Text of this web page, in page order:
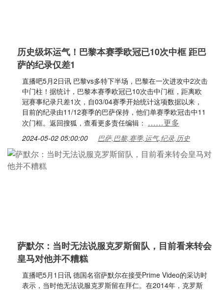
历史级坏运气！巴黎本赛季欧冠已10次中框 距巴
萨的纪录仅差1
直播吧5月2日讯 巴黎vs多特下半场，巴黎在一次进攻中2次击
中门柱！据统计，巴黎本赛季欧冠已10次击中门框，距离欧
冠赛事纪录只差1次，自03/04赛季开始统计这项数据以来，
目前的纪录由11/12赛季的巴萨保持，他们单赛季欧冠击中11
次门框。返回搜狐，查看更多责任编辑： ……更多
2024-05-02 05:00:00 巴萨,巴黎,赛季,运气,纪录,历史
萨默尔：当时无法说服克罗斯留队，目前看来转会
皇马对他并不糟糕
直播吧5月1日讯 德国名宿萨默尔在接受Prime Video的采访时
表示，当时他无法说服克罗斯留在拜仁。在2014年，克罗斯